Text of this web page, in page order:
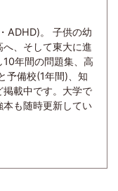
ADHD)。 子供の幼
、そして東大に進
年間の問題集、高
予備校(1年間)、知
載中です。大学で
も随時更新してい